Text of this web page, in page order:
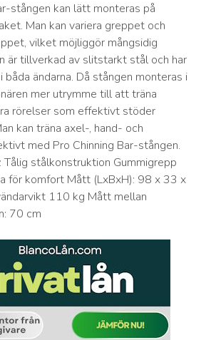
stången kan lätt monteras på
Man kan variera greppet och
vilket möjliggör mångsidig
är tillverkad av slitstarkt stål och har
båda ändarna. Då stången monteras i
mer utrymme till att träna
rörelser som effektivt stöder
kan träna axel-, hand- och
med Pro Chinning Bar-stången.
Tålig stålkonstruktion Gummigrepp
för komfort Mått (LxBxH): 98 x 33 x
110 kg Mått mellan
70 cm